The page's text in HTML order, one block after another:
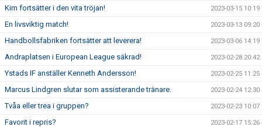
Kim fortsätter i den vita tröjan! 2023-03-15 10:19
En livsviktig match! 2023-03-13 09:20
Handbollsfabriken fortsätter att leverera! 2023-03-06 14:19
Andraplatsen i European League säkrad! 2023-02-28 20:42
Ystads IF anställer Kenneth Andersson! 2023-02-25 11:25
Marcus Lindgren slutar som assisterande tränare. 2023-02-24 12:30
Tvåa eller trea i gruppen? 2023-02-23 10:07
Favorit i repris? 2023-02-17 15:26